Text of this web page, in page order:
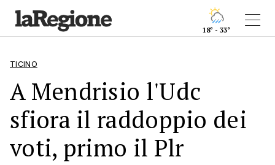
18° - 33°
TICINO
A Mendrisio l'Udc
sfiora il raddoppio dei
voti, primo il Plr